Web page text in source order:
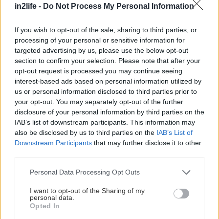
in2life - Do Not Process My Personal Information
If you wish to opt-out of the sale, sharing to third parties, or
processing of your personal or sensitive information for
targeted advertising by us, please use the below opt-out
section to confirm your selection. Please note that after your
opt-out request is processed you may continue seeing
interest-based ads based on personal information utilized by
us or personal information disclosed to third parties prior to
your opt-out. You may separately opt-out of the further
disclosure of your personal information by third parties on the
IAB’s list of downstream participants. This information may
also be disclosed by us to third parties on the IAB’s List of
Downstream Participants that may further disclose it to other
Please note that this website/app uses one or more Google
not limited to your visit or usage behaviour. You may click to
grant or deny consent to Google and its third-party tags to
use your data for below specified purposes in below Google
Personal Data Processing Opt Outs
I want to opt-out of the Sharing of my
personal data.
Opted In
Evolution: Tommy Four Seven και Axel
Karakasis στο Βυρσοδεψείο